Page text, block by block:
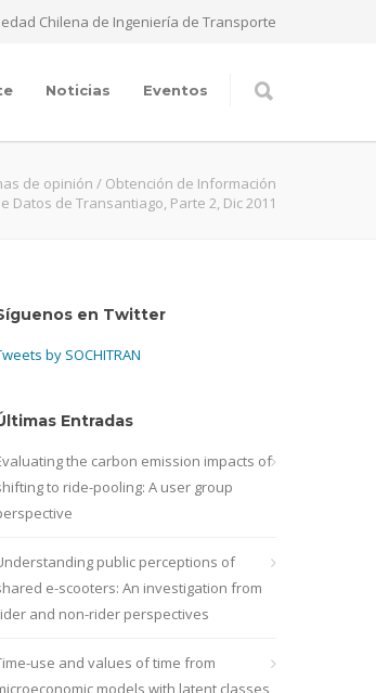
Chilena de Ingeniería de Transporte
Noticias Eventos
de opinión / Obtención de Información
Datos de Transantiago, Parte 2, Dic 2011
en Twitter
by SOCHITRAN
Entradas
the carbon emission impacts of
to ride-pooling: A user group
public perceptions of
e-scooters: An investigation from
and non-rider perspectives
use and values of time from
models with latent classes